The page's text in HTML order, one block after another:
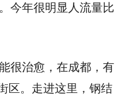
今年很明显人流量比
很治愈，在成都，有
区。走进这里，钢结